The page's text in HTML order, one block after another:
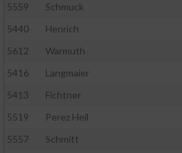
5559
Schmuck
5440
Henrich
5612
Warmuth
5416
Langmaier
5413
Fichtner
5519
Perez Heil
5557
Schmitt